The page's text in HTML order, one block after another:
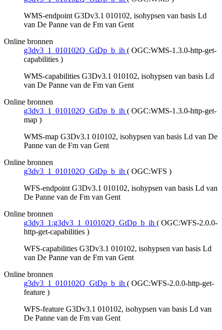
WMS-endpoint G3Dv3.1 010102, isohypsen van basis Ld
van De Panne van de Fm van Gent
Online bronnen
g3dv3_1_010102Q_GtDp_b_ih ( OGC:WMS-1.3.0-http-get-
capabilities )
WMS-capabilities G3Dv3.1 010102, isohypsen van basis Ld
van De Panne van de Fm van Gent
Online bronnen
g3dv3_1_010102Q_GtDp_b_ih ( OGC:WMS-1.3.0-http-get-
map )
WMS-map G3Dv3.1 010102, isohypsen van basis Ld van De
Panne van de Fm van Gent
Online bronnen
g3dv3_1_010102Q_GtDp_b_ih ( OGC:WFS )
WFS-endpoint G3Dv3.1 010102, isohypsen van basis Ld van
De Panne van de Fm van Gent
Online bronnen
g3dv3_1:g3dv3_1_010102Q_GtDp_b_ih ( OGC:WFS-2.0.0-
http-get-capabilities )
WFS-capabilities G3Dv3.1 010102, isohypsen van basis Ld
van De Panne van de Fm van Gent
Online bronnen
g3dv3_1_010102Q_GtDp_b_ih ( OGC:WFS-2.0.0-http-get-
feature )
WFS-feature G3Dv3.1 010102, isohypsen van basis Ld van
De Panne van de Fm van Gent